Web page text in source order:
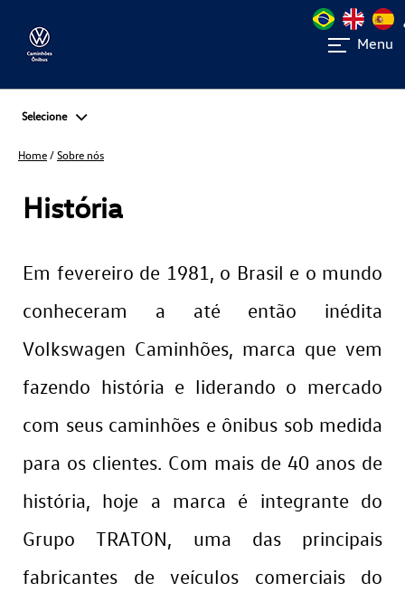
Menu
Selecione
Home / Sobre nós
História
Em fevereiro de 1981, o Brasil e o mundo
conheceram a até então inédita
Volkswagen Caminhões, marca que vem
fazendo história e liderando o mercado
com seus caminhões e ônibus sob medida
para os clientes. Com mais de 40 anos de
história, hoje a marca é integrante do
Grupo TRATON, uma das principais
fabricantes de veículos comerciais do